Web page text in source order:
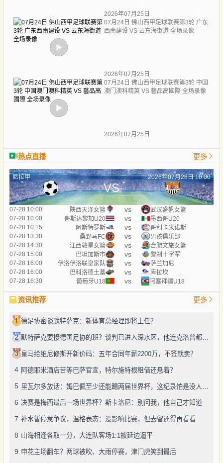
2026年07月25日
07月24日 佛山西甲足球联赛第3轮 广东
西南建设 VS 云东海街道 全场录像
2026年07月25日
07月24日 佛山西甲足球联赛第3轮 中国
澳门澳科精英 VS 藝品高國際 全场录像
2026年07月25日
热点直播 更多
尼拉甲 2026年07月28日 10:00
VS
07-28 10:00 陕西天泽女篮 vs
武汉盛帆女篮
07-28 10:00
哥斯达黎加U20 vs
墨西哥U20
07-28 10:15
阿斯特罗斯 vs
哥利卡米诺斯
07-28 13:30
桑野马FC vs
男孩俱乐部
07-28 14:30
江西赣星女篮 vs
合肥文旅女篮
07-28 15:00
巴坦加斯市 vs
黎刹十字军
07-28 16:00
伊洛伊洛联皇家队 vs
萨兰加尼
07-28 16:00
巴科洛德土蕃 vs
库拉坎
07-28 16:30
葡萄牙U18 vs 阿塞拜疆U18
资讯推荐 更多
1 德足协密谈默特萨克：新体育总经理即将上任？
2 默特萨克要接德国足协的班？谈判已进入深水区，他连克洛普都等不及了
3 皇马给维尼修斯开新价码：五年合同年薪2200万，不签就卖？
4 阿德耶米酒店苦等巴萨官宣，特尔施特根租借还悬着？
5
6 决赛是梅西最后一场世界杯？斯卡洛尼：别问我，他自己才知道
7 补水暂停惹争议，温格表态：没影响比赛，但去留还得再看看
8 山海相逢各取一分，大连队客场1:1被延边逼平
9 申花主场翻车？两球被吹、大雨停赛，津门虎笑到最后